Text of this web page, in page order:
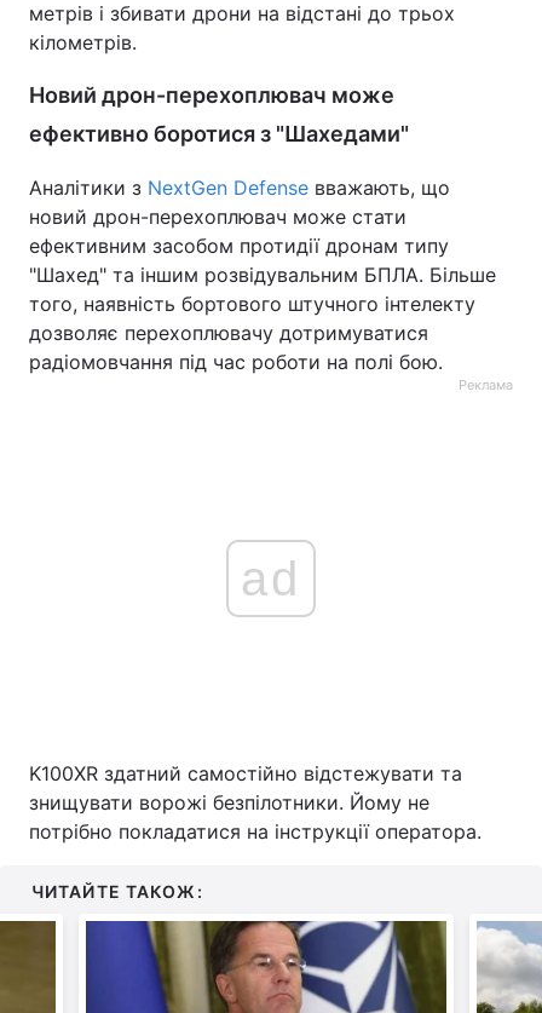
метрів і збивати дрони на відстані до трьох
кілометрів.
Новий дрон-перехоплювач може
ефективно боротися з "Шахедами"
Аналітики з NextGen Defense вважають, що
новий дрон-перехоплювач може стати
ефективним засобом протидії дронам типу
"Шахед" та іншим розвідувальним БПЛА. Більше
того, наявність бортового штучного інтелекту
дозволяє перехоплювачу дотримуватися
радіомовчання під час роботи на полі бою.
Реклама
ad
K100XR здатний самостійно відстежувати та
знищувати ворожі безпілотники. Йому не
потрібно покладатися на інструкції оператора.
ЧИТАЙТЕ ТАКОЖ: